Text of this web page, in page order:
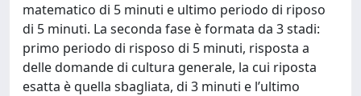
matematico di 5 minuti e ultimo periodo di riposo
di 5 minuti. La seconda fase è formata da 3 stadi:
primo periodo di risposo di 5 minuti, risposta a
delle domande di cultura generale, la cui riposta
esatta è quella sbagliata, di 3 minuti e l’ultimo